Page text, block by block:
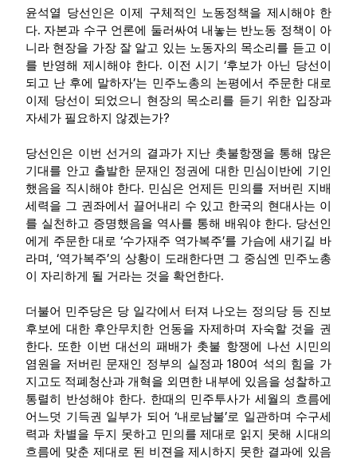
윤석열 당선인은 이제 구체적인 노동정책을 제시해야 한
다. 자본과 수구 언론에 둘러싸여 내놓는 반노동 정책이 아
니라 현장을 가장 잘 알고 있는 노동자의 목소리를 듣고 이
를 반영해 제시해야 한다. 이전 시기‘후보가 아닌 당선이
되고 난 후에 말하자’는 민주노총의 논평에서 주문한 대로
이제 당선이 되었으니 현장의 목소리를 듣기 위한 입장과
자세가 필요하지 않겠는가?
당선인은 이번 선거의 결과가 지난 촛불항쟁을 통해 많은
기대를 안고 출발한 문재인 정권에 대한 민심이반에 기인
했음을 직시해야 한다. 민심은 언제든 민의를 저버린 지배
세력을 그 권좌에서 끌어내리 수 있고 한국의 현대사는 이
를 실천하고 증명했음을 역사를 통해 배워야 한다. 당선인
에게 주문한 대로‘수가재주 역가복주’를 가슴에 새기길 바
라며 , ‘역가복주’의 상황이 도래한다면 그 중심엔 민주노총
이 자리하게 될 거라는 것을 확언한다.
더불어 민주당은 당 일각에서 터져 나오는 정의당 등 진보
후보에 대한 후안무치한 언동을 자제하며 자숙할 것을 권
한다. 또한 이번 대선의 패배가 촛불 항쟁에 나선 시민의
염원을 저버린 문재인 정부의 실정과180여 석의 힘을 가
지고도 적폐청산과 개혁을 외면한 내부에 있음을 성찰하고
통렬히 반성해야 한다. 한때의 민주투사가 세월의 흐름에
어느덧 기득권 일부가 되어 ‘내로남불’로 일관하며 수구세
력과 차별을 두지 못하고 민의를 제대로 읽지 못해 시대의
흐름에 맞춘 제대로 된 비젼을 제시하지 못한 결과에 있음